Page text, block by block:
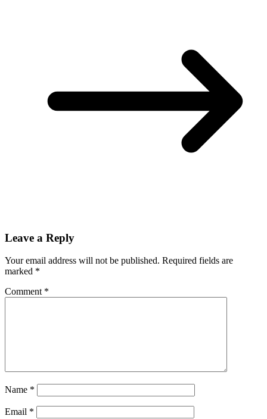
Leave a Reply
Your email address will not be published. Required fields are
marked *
Comment *
Name *
Email *